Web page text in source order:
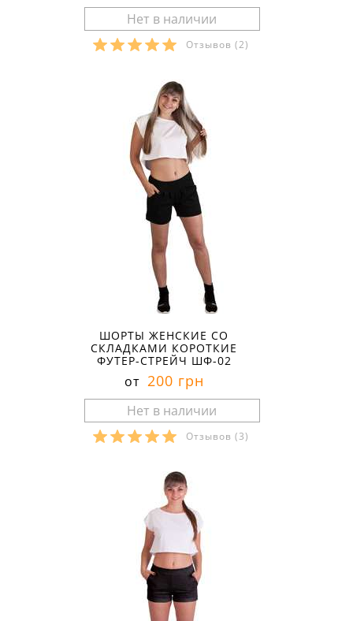
Отзывов (2)
ШОРТЫ ЖЕНСКИЕ СО
СКЛАДКАМИ КОРОТКИЕ
ФУТЕР-СТРЕЙЧ ШФ-02
от 200 грн
Отзывов (3)